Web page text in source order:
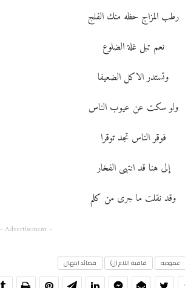
رطب المزاج حظه منك الفلج
نعم تبل غلة الضلوع
وتستدر الاكل الضعيفا
ولو سكت عن عيوب الناس
فوقر الناس تجد توقرا
إلى هنا قد انتهى الفخار
وقد نقلت ما جرى من كلم
- Advertisement -
عموديه قافية اللام (ل) قصائد ابتهال